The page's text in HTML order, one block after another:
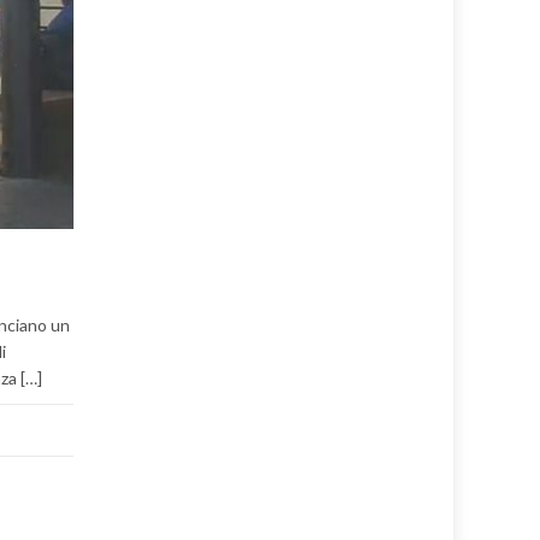
un
[…]